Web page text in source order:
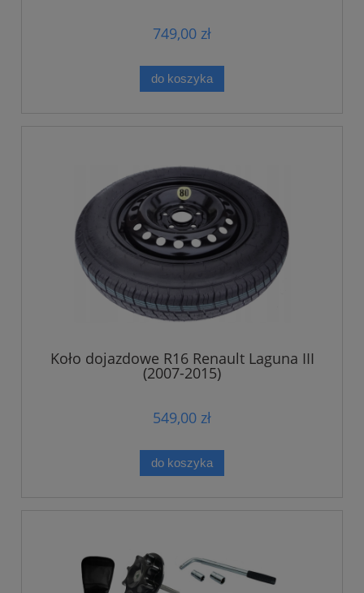
749,00 zł
do koszyka
Koło dojazdowe R16 Renault Laguna III
(2007-2015)
549,00 zł
do koszyka